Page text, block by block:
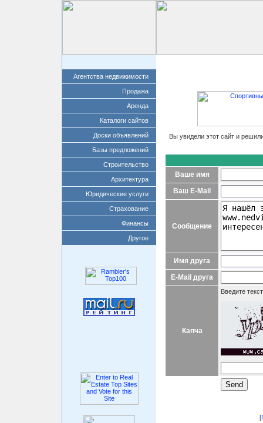
Агентства недвижимости
Продажа
Аренда
Каталоги сайтов
Доски объявлений
Базы предложений
Строительство
Архитектура
Юридические услуги
Страхование
Финансы
Другое
Вы увидели этот сайт и
Ваше имя
Ваш E-Mail
Сообщение
Имя друга
E-Mail друга
Капча
Введите
[